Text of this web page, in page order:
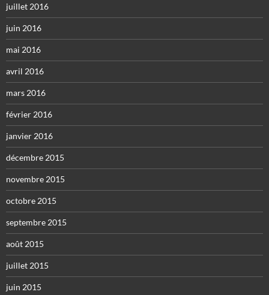
juillet 2016
juin 2016
mai 2016
avril 2016
mars 2016
février 2016
janvier 2016
décembre 2015
novembre 2015
octobre 2015
septembre 2015
août 2015
juillet 2015
juin 2015